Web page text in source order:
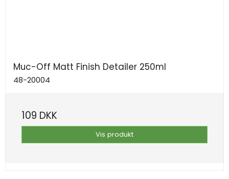
Muc-Off Matt Finish Detailer 250ml
48-20004
109 DKK
Vis produkt